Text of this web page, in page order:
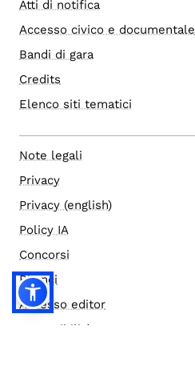
Atti di notifica
Accesso civico e documentale
Bandi di gara
Credits
Elenco siti tematici
Note legali
Privacy
Privacy (english)
Policy IA
Concorsi
Bilanci
Accesso editor
Accessibilità